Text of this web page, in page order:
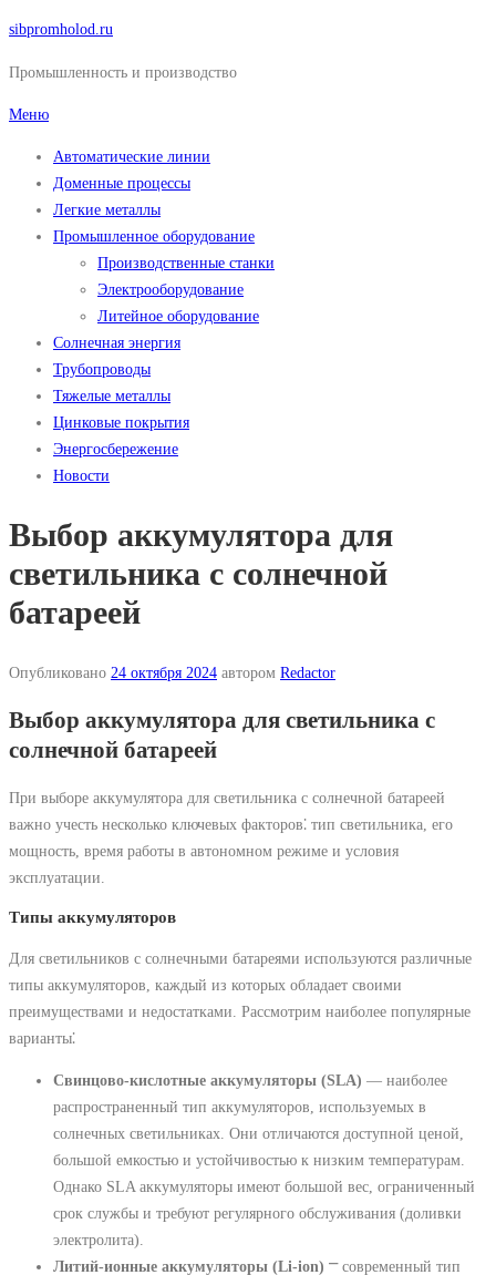
Перейти
содержимому
sibpromholod.ru
Промышленность и производство
Меню
Автоматические линии
Доменные процессы
Легкие металлы
Промышленное оборудование
Производственные станки
Электрооборудование
Литейное оборудование
Солнечная энергия
Трубопроводы
Тяжелые металлы
Цинковые покрытия
Энергосбережение
Новости
Выбор аккумулятора для
светильника с солнечной
батареей
Опубликовано 24 октября 2024 автором Redactor
Выбор аккумулятора для светильника с
солнечной батареей
При выборе аккумулятора для светильника с солнечной батареей
важно учесть несколько ключевых факторов⁚ тип светильника, его
мощность, время работы в автономном режиме и условия
эксплуатации.
Типы аккумуляторов
Для светильников с солнечными батареями используются различные
типы аккумуляторов, каждый из которых обладает своими
преимуществами и недостатками. Рассмотрим наиболее популярные
варианты⁚
Свинцово-кислотные аккумуляторы (SLA) ― наиболее
распространенный тип аккумуляторов, используемых в
солнечных светильниках. Они отличаются доступной ценой,
большой емкостью и устойчивостью к низким температурам.
Однако SLA аккумуляторы имеют большой вес, ограниченный
срок службы и требуют регулярного обслуживания (доливки
электролита).
Литий-ионные аккумуляторы (Li-ion) ⎻ современный тип